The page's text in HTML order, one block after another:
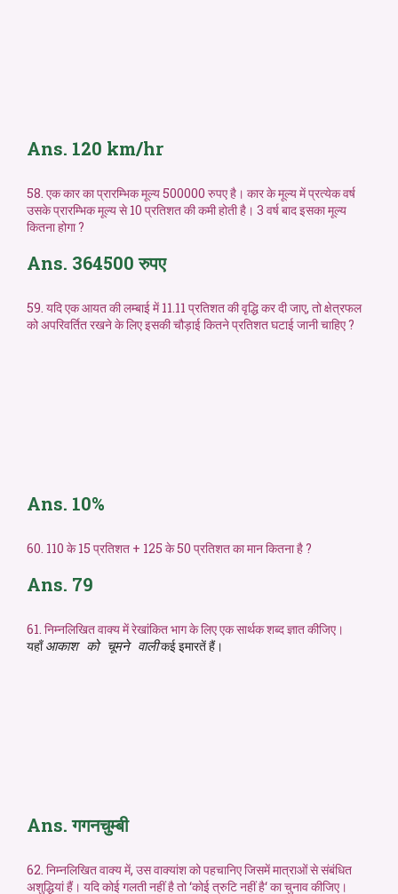
Ans. 120 km/hr
58. एक कार का प्रारम्भिक मूल्य 500000 रुपए है। कार के मूल्य में प्रत्येक वर्ष
उसके प्रारम्भिक मूल्य से 10 प्रतिशत की कमी होती है। 3 वर्ष बाद इसका मूल्य
कितना होगा ?
Ans. 364500 रुपए
59. यदि एक आयत की लम्बाई में 11.11 प्रतिशत की वृद्धि कर दी जाए, तो क्षेत्रफल
को अपरिवर्तित रखने के लिए इसकी चौड़ाई कितने प्रतिशत घटाई जानी चाहिए ?
Ans. 10%
60. 110 के 15 प्रतिशत + 125 के 50 प्रतिशत का मान कितना है ?
Ans. 79
61. निम्नलिखित वाक्य में रेखांकित भाग के लिए एक सार्थक शब्द ज्ञात कीजिए।
यहाँआकाश को चूमने वालीकई इमारतें हैं।
Ans. गगनचुम्बी
62. निम्नलिखित वाक्य में, उस वाक्यांश को पहचानिए जिसमें मात्राओं से संबंधित
अशुद्धियां हैं। यदि कोई गलती नहीं है तो ‘कोई त्रुटि नहीं है‘ का चुनाव कीजिए।